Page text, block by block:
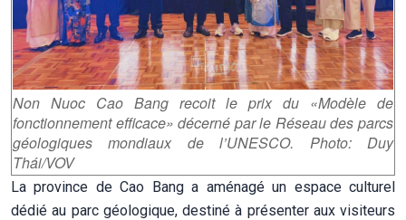
Non Nuoc Cao Bang recoit le prix du «Modèle de
fonctionnement efficace» décerné par le Réseau des parcs
géologiques mondiaux de l’UNESCO. Photo: Duy
Thái/VOV
La province de Cao Bang a aménagé un espace culturel
dédié au parc géologique, destiné à présenter aux visiteurs